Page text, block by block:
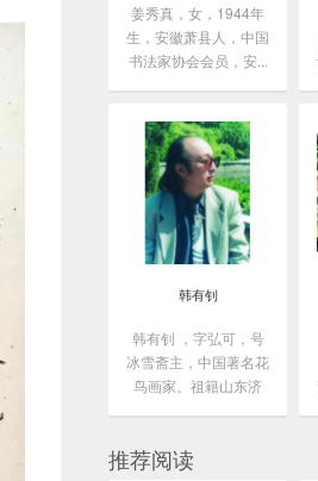
姜秀真，女，1944年
生，安徽萧县人，中国
书法家协会会员，安...
韩有钊
韩有钊 ，字弘可，号
冰雪斋主，中国著名花
鸟画家。祖籍山东济
推荐阅读